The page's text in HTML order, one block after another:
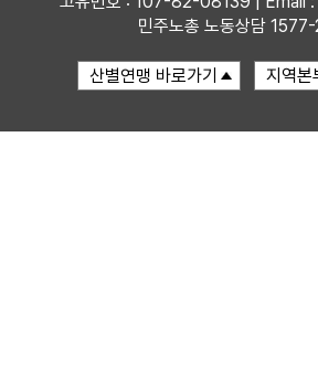
민주노총 노동상담